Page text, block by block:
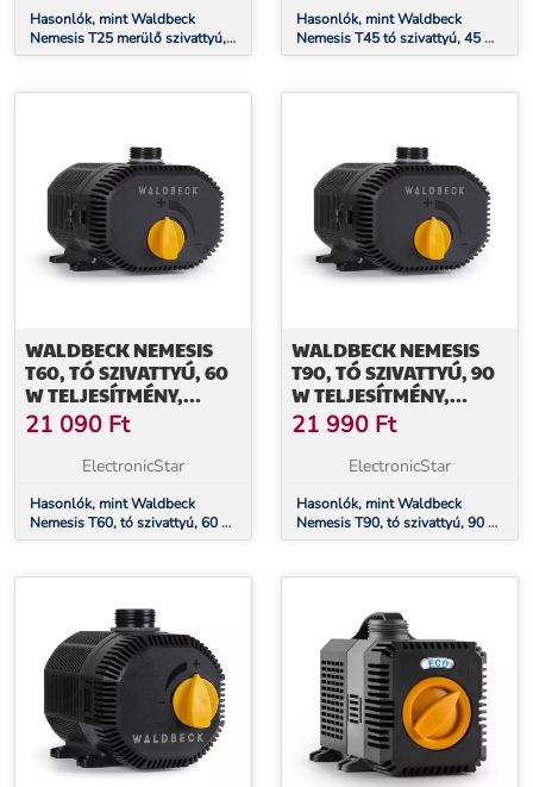
Hasonlók, mint Waldbeck
Nemesis T25 merülő szivattyú,
vízpumpa, 25 W teljesítmény,
1500 l/óra átfolyás
Hasonlók, mint Waldbeck
Nemesis T45 tó szivattyú, 45 W
teljesítmény, 2,5 m
átfolyás
WALDBECK NEMESIS
T60, TÓ SZIVATTYÚ, 60
W TELJESÍTMÉNY,
MERÜLÉSI MÉLYSÉG 3,3
M, ÁRAMLÁS 4700L/Ó
21 090 Ft
ElectronicStar
Hasonlók, mint Waldbeck
Nemesis T60, tó szivattyú, 60 W
teljesítmény, merülési mélység
WALDBECK NEMESIS
T90, TÓ SZIVATTYÚ, 90
W TELJESÍTMÉNY,
MERÜLÉSI MÉLYSÉG 4
M, ÁRAMLÁS 6200L/Ó
21 990 Ft
ElectronicStar
Hasonlók, mint Waldbeck
Nemesis T90, tó szivattyú, 90 W
teljesítmény, merülési mélység 4